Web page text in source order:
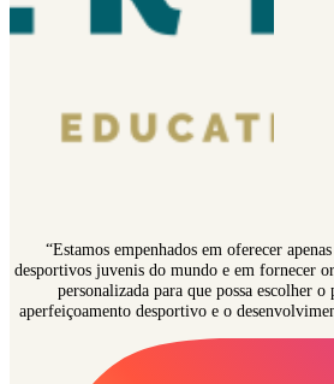
“Estamos empenhados em oferecer
desportivos juvenis do mundo e em fornecer
personalizada para que possa escolher
aperfeiçoamento desportivo e o